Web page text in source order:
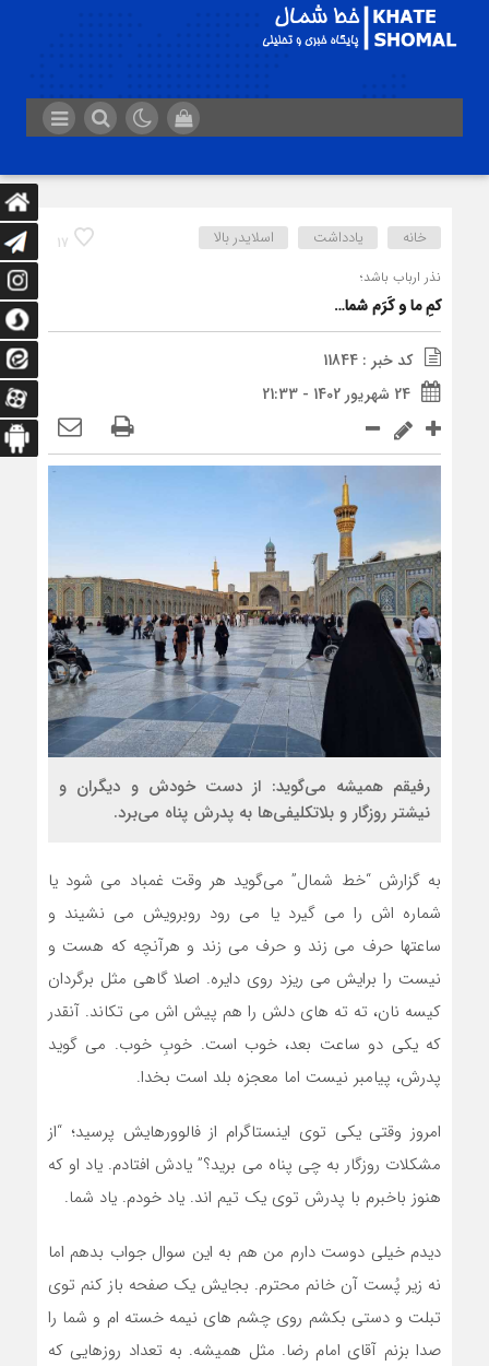
17 خانه یادداشت اسلایدر بالا
نذر ارباب باشد؛
کمِ ما و کَرَم شما…
کد خبر : 11844
24 شهریور 1402 - 21:33
رفیقم همیشه می‌گوید: از دست خودش و دیگران و
نیشتر روزگار و بلاتکلیفی‌ها به پدرش پناه می‌برد.
به گزارش “خط شمال” می‌گوید هر وقت غمباد می شود یا
شماره اش را می گیرد یا می رود روبرویش می نشیند و
ساعتها حرف می زند و حرف می زند و هرآنچه که هست و
نیست را برایش می ریزد روی دایره. اصلا گاهی مثل برگردان
کیسه نان، ته ته های دلش را هم پیش اش می تکاند. آنقدر
که یکی دو ساعت بعد، خوب است. خوبِ خوب. می گوید
پدرش، پیامبر نیست اما معجزه بلد است بخدا.
امروز وقتی یکی توی اینستاگرام از فالوورهایش پرسید؛ “از
مشکلات روزگار به چی پناه می برید؟” یادش افتادم. یاد او که
هنوز باخبرم با پدرش توی یک تیم اند. یاد خودم. یاد شما.
دیدم خیلی دوست دارم من هم به این سوال جواب بدهم اما
نه زیر پُست آن خانم محترم. بجایش یک صفحه باز کنم توی
تبلت و دستی بکشم روی چشم های نیمه خسته ام و شما را
صدا بزنم آقای امام رضا. مثل همیشه. به تعداد روزهایی که